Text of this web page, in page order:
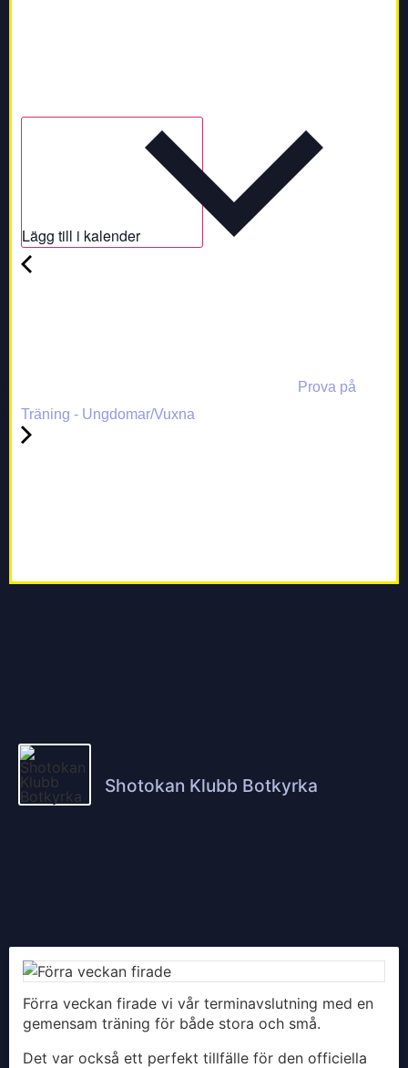
Lägg till i kalender
Prova på
Träning - Ungdomar/Vuxna
Shotokan Klubb Botkyrka
Förra veckan firade vi vår terminavslutning med en
gemensam träning för både stora och små.
Det var också ett perfekt tillfälle för den officiella